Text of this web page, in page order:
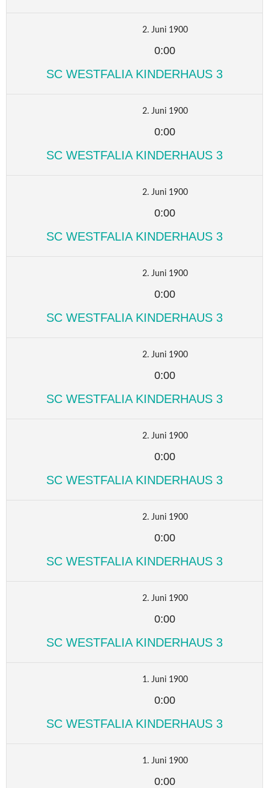
2. Juni 1900
0:00
SC WESTFALIA KINDERHAUS 3
2. Juni 1900
0:00
SC WESTFALIA KINDERHAUS 3
2. Juni 1900
0:00
SC WESTFALIA KINDERHAUS 3
2. Juni 1900
0:00
SC WESTFALIA KINDERHAUS 3
2. Juni 1900
0:00
SC WESTFALIA KINDERHAUS 3
2. Juni 1900
0:00
SC WESTFALIA KINDERHAUS 3
2. Juni 1900
0:00
SC WESTFALIA KINDERHAUS 3
2. Juni 1900
0:00
SC WESTFALIA KINDERHAUS 3
1. Juni 1900
0:00
SC WESTFALIA KINDERHAUS 3
1. Juni 1900
0:00